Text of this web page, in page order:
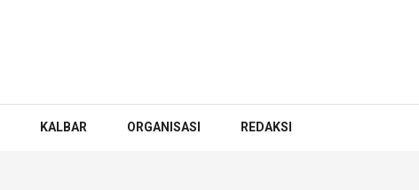
KALBAR ORGANISASI REDAKSI